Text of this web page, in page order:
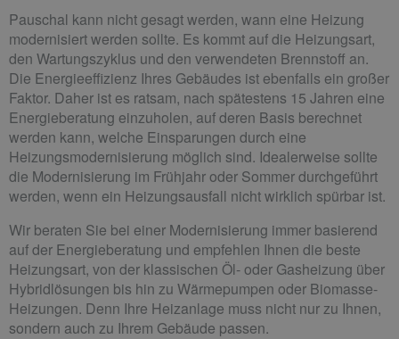
Pauschal kann nicht gesagt werden, wann eine Heizung
modernisiert werden sollte. Es kommt auf die Heizungsart,
den Wartungszyklus und den verwendeten Brennstoff an.
Die Energieeffizienz Ihres Gebäudes ist ebenfalls ein großer
Faktor. Daher ist es ratsam, nach spätestens 15 Jahren eine
Energieberatung einzuholen, auf deren Basis berechnet
werden kann, welche Einsparungen durch eine
Heizungsmodernisierung möglich sind. Idealerweise sollte
die Modernisierung im Frühjahr oder Sommer durchgeführt
werden, wenn ein Heizungsausfall nicht wirklich spürbar ist.
Wir beraten Sie bei einer Modernisierung immer basierend
auf der Energieberatung und empfehlen Ihnen die beste
Heizungsart, von der klassischen Öl- oder Gasheizung über
Hybridlösungen bis hin zu Wärmepumpen oder Biomasse-
Heizungen. Denn Ihre Heizanlage muss nicht nur zu Ihnen,
sondern auch zu Ihrem Gebäude passen.